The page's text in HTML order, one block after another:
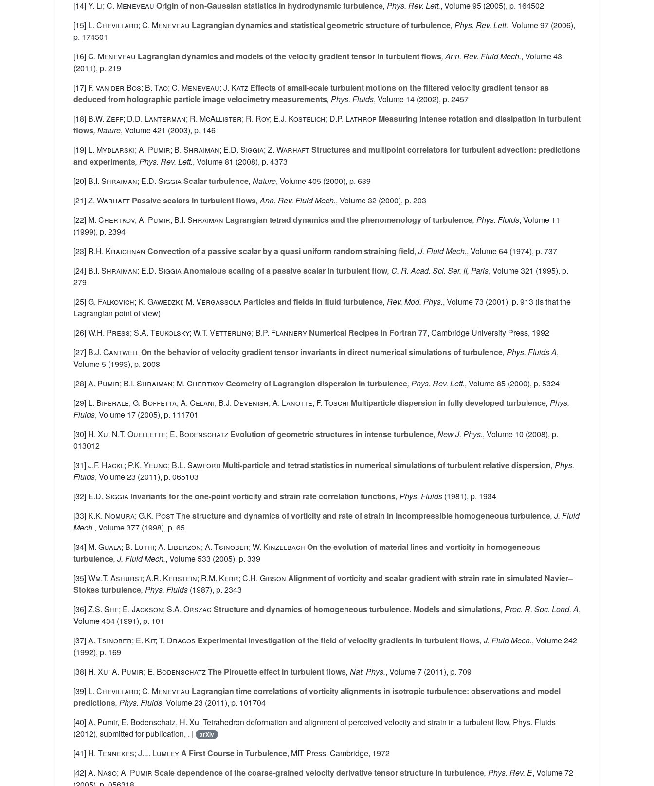
[14]Y. Li; C. Meneveau Origin of non-Gaussian statistics in hydrodynamic turbulence, Phys. Rev. Lett., Volume 95 (2005), p. 164502
[15] L. Chevillard; C. Meneveau Lagrangian dynamics and statistical geometric structure of turbulence, Phys. Rev. Lett., Volume 97 (2006),
p. 174501
[16]C. Meneveau Lagrangian dynamics and models of the velocity gradient tensor in turbulent flows, Ann. Rev. Fluid Mech., Volume 43
(2011), p. 219
[17] F. van der Bos; B. Tao; C. Meneveau; J. Katz Effects of small-scale turbulent motions on the filtered velocity gradient tensor as
deduced from holographic particle image velocimetry measurements, Phys. Fluids, Volume 14 (2002), p. 2457
[18] B.W. Zeff; D.D. Lanterman; R. McAllister; R. Roy; E.J. Kostelich; D.P. Lathrop Measuring intense rotation and dissipation in turbulent
flows, Nature, Volume 421 (2003), p. 146
[19] L. Mydlarski; A. Pumir; B. Shraiman; E.D. Siggia; Z. WarhaftStructures and multipoint correlators for turbulent advection: predictions
and experiments, Phys. Rev. Lett., Volume 81 (2008), p. 4373
[20] B.I. Shraiman; E.D. SiggiaScalar turbulence, Nature, Volume 405 (2000), p. 639
[21]Z. Warhaft Passive scalars in turbulent flows, Ann. Rev. Fluid Mech., Volume 32 (2000), p. 203
[22] M. Chertkov; A. Pumir; B.I. Shraiman Lagrangian tetrad dynamics and the phenomenology of turbulence, Phys. Fluids, Volume 11
(1999), p. 2394
[23] R.H. Kraichnan Convection of a passive scalar by a quasi uniform random straining field, J. Fluid Mech., Volume 64 (1974), p. 737
[24] B.I. Shraiman; E.D. SiggiaAnomalous scaling of a passive scalar in turbulent flow, C. R. Acad. Sci. Ser. II, Paris, Volume 321 (1995), p.
279
[25]G. Falkovich; K. Gawedzki; M. Vergassola Particles and fields in fluid turbulence, Rev. Mod. Phys., Volume 73 (2001), p. 913 (is that the
Lagrangian point of view)
[26]W.H. Press; S.A. Teukolsky; W.T. Vetterling; B.P. Flannery Numerical Recipes in Fortran 77, Cambridge University Press, 1992
[27] B.J. CantwellOn the behavior of velocity gradient tensor invariants in direct numerical simulations of turbulence, Phys. Fluids A,
Volume 5 (1993), p. 2008
[28]A. Pumir; B.I. Shraiman; M. ChertkovGeometry of Lagrangian dispersion in turbulence, Phys. Rev. Lett., Volume 85 (2000), p. 5324
[29] L. Biferale; G. Boffetta; A. Celani; B.J. Devenish; A. Lanotte; F. Toschi Multiparticle dispersion in fully developed turbulence, Phys.
Fluids, Volume 17 (2005), p. 111701
[30] H. Xu; N.T. Ouellette; E. Bodenschatz Evolution of geometric structures in intense turbulence, New J. Phys., Volume 10 (2008), p.
013012
[31]J.F. Hackl; P.K. Yeung; B.L. Sawford Multi-particle and tetrad statistics in numerical simulations of turbulent relative dispersion, Phys.
Fluids, Volume 23 (2011), p. 065103
[32] E.D. Siggia Invariants for the one-point vorticity and strain rate correlation functions, Phys. Fluids (1981), p. 1934
[33] K.K. Nomura; G.K. PostThe structure and dynamics of vorticity and rate of strain in incompressible homogeneous turbulence, J. Fluid
Mech., Volume 377 (1998), p. 65
[34] M. Guala; B. Luthi; A. Liberzon; A. Tsinober; W. Kinzelbach On the evolution of material lines and vorticity in homogeneous
turbulence, J. Fluid Mech., Volume 533 (2005), p. 339
[35]Wm.T. Ashurst; A.R. Kerstein; R.M. Kerr; C.H. Gibson Alignment of vorticity and scalar gradient with strain rate in simulated Navier–
Stokes turbulence, Phys. Fluids (1987), p. 2343
[36]Z.S. She; E. Jackson; S.A. Orszag Structure and dynamics of homogeneous turbulence. Models and simulations, Proc. R. Soc. Lond. A,
Volume 434 (1991), p. 101
[37]A. Tsinober; E. Kit; T. Dracos Experimental investigation of the field of velocity gradients in turbulent flows, J. Fluid Mech., Volume 242
(1992), p. 169
[38] H. Xu; A. Pumir; E. BodenschatzThe Pirouette effect in turbulent flows, Nat. Phys., Volume 7 (2011), p. 709
[39] L. Chevillard; C. Meneveau Lagrangian time correlations of vorticity alignments in isotropic turbulence: observations and model
predictions, Phys. Fluids, Volume 23 (2011), p. 101704
[40] A. Pumir, E. Bodenschatz, H. Xu, Tetrahedron deformation and alignment of perceived velocity and strain in a turbulent flow, Phys. Fluids
(2012), submitted for publication, . |
arXiv
[41] H. Tennekes; J.L. LumleyA First Course in Turbulence, MIT Press, Cambridge, 1972
[42]A. Naso; A. Pumir Scale dependence of the coarse-grained velocity derivative tensor structure in turbulence, Phys. Rev. E, Volume 72